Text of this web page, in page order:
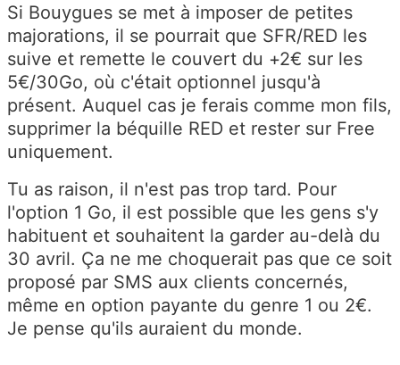
Si Bouygues se met à imposer de petites
majorations, il se pourrait que SFR/RED les
suive et remette le couvert du +2€ sur les
5€/30Go, où c'était optionnel jusqu'à
présent. Auquel cas je ferais comme mon fils,
supprimer la béquille RED et rester sur Free
uniquement.
Tu as raison, il n'est pas trop tard. Pour
l'option 1 Go, il est possible que les gens s'y
habituent et souhaitent la garder au-delà du
30 avril. Ça ne me choquerait pas que ce soit
proposé par SMS aux clients concernés,
même en option payante du genre 1 ou 2€.
Je pense qu'ils auraient du monde.